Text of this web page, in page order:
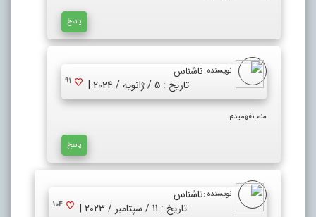
پاسخ
نویسنده :ناشناس
تاریخ : 5 / ژانویه / 2024 |
91
منم نفهمیدم
پاسخ
نویسنده :ناشناس
تاریخ : 11 / سپتامبر / 2023 |
104